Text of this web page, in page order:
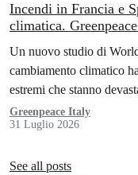
Incendi in Francia e
climatica.
Un nuovo studio di
cambiamento climatico
estremi che stanno
Greenpeace Italy
31 Luglio 2026
See all posts